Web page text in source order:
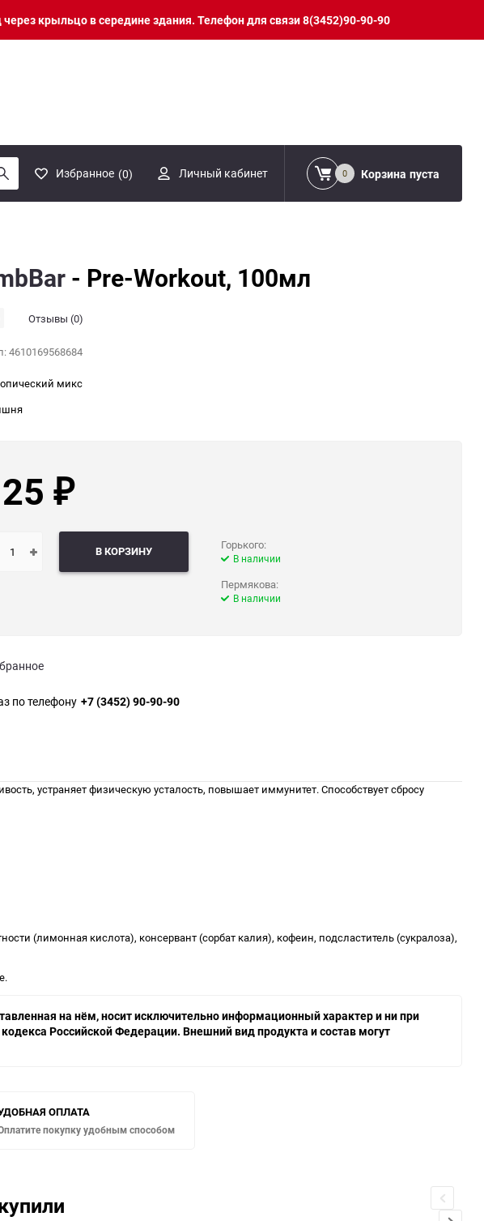
крыльцо в середине здания. Телефон для связи 8(3452)90-90-90
Избранное (0) Личный кабинет 0 Корзина пуста
- Pre-Workout, 100мл
Отзывы (0)
4610169568684
микс
₽
В КОРЗИНУ Горького:
В наличии
Пермякова:
В наличии
по телефону +7 (3452) 90-90-90
устраняет физическую усталость, повышает иммунитет. Способствует сбросу
(лимонная кислота), консервант (сорбат калия), кофеин, подсластитель (сукралоза),
на нём, носит исключительно информационный характер и ни при
Российской Федерации. Внешний вид продукта и состав могут
ОПЛАТА
покупку удобным способом